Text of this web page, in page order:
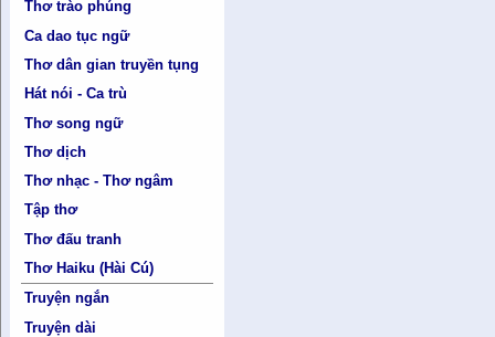
Thơ trào phúng
Ca dao tục ngữ
Thơ dân gian truyền tụng
Hát nói - Ca trù
Thơ song ngữ
Thơ dịch
Thơ nhạc - Thơ ngâm
Tập thơ
Thơ đấu tranh
Thơ Haiku (Hài Cú)
Truyện ngắn
Truyện dài